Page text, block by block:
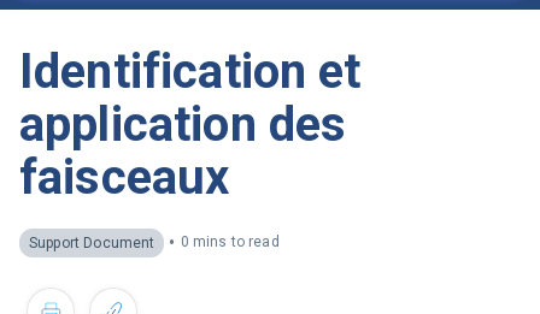
Identification et
application des
faisceaux
Support Document • 0 mins to read